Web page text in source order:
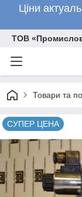
Ціни
ТОВ
Товари та
СУПЕР ЦЕНА